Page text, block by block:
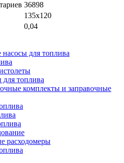
36898
135х120
0,04
насосы для топлива
топлива
комплекты и заправочные
расходомеры